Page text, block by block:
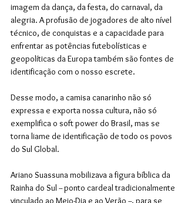
imagem da dança, da festa, do carnaval, da
alegria. A profusão de jogadores de alto nível
técnico, de conquistas e a capacidade para
enfrentar as potências futebolísticas e
geopolíticas da Europa também são fontes de
identificação com o nosso escrete.
Desse modo, a camisa canarinho não só
expressa e exporta nossa cultura, não só
exemplifica o soft power do Brasil, mas se
torna liame de identificação de todo os povos
do Sul Global.
Ariano Suassuna mobilizava a figura bíblica da
Rainha do Sul -- ponto cardeal tradicionalmente
vinculado ao Meio-Dia e ao Verão --, para se